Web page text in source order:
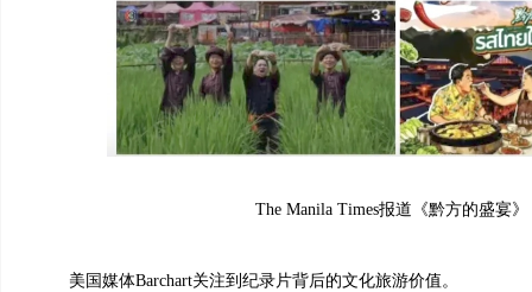
The Manila Times报道《黔方的盛宴》
美国媒体Barchart关注到纪录片背后的文化旅游价值。